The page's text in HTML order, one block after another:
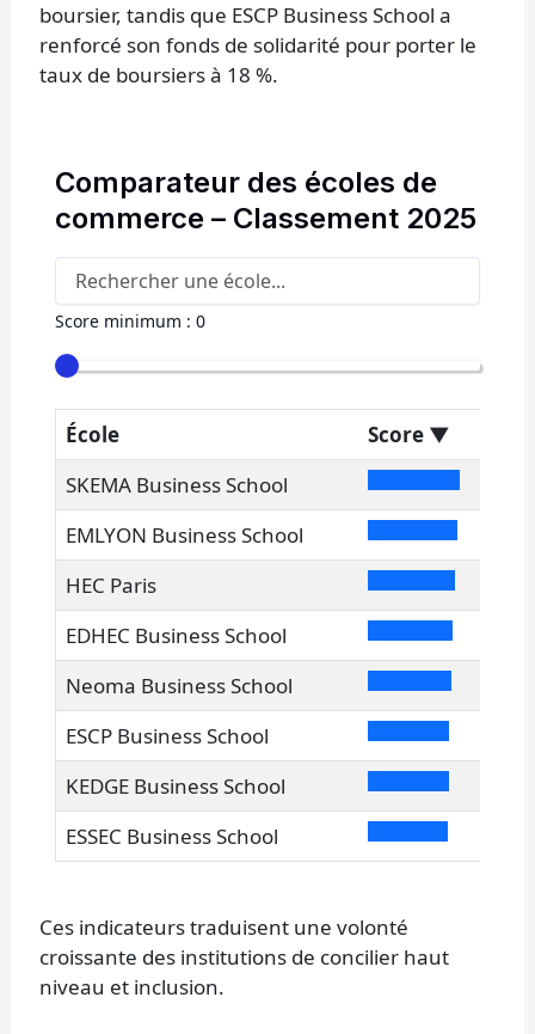
boursier, tandis que ESCP Business School a
renforcé son fonds de solidarité pour porter le
taux de boursiers à 18 %.
Comparateur des écoles de
commerce – Classement 2025
Score minimum : 0
École Score ▼
SKEMA Business School
EMLYON Business School
HEC Paris
EDHEC Business School
Neoma Business School
ESCP Business School
KEDGE Business School
ESSEC Business School
Ces indicateurs traduisent une volonté
croissante des institutions de concilier haut
niveau et inclusion.